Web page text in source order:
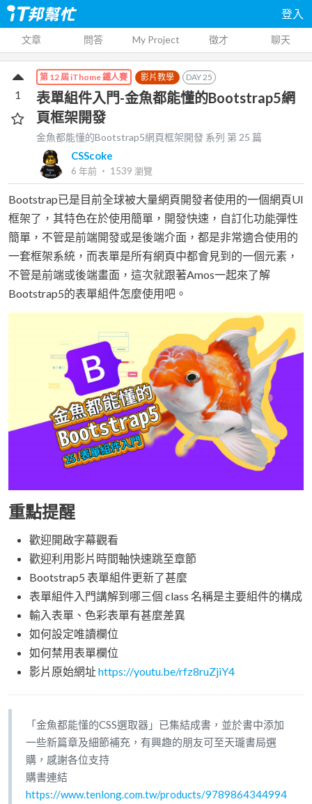
登入
文章 問答 My Project 徵才 聊天
第 12 屆 iThome 鐵人賽 影片教學 DAY25
表單組件入門-金魚都能懂的Bootstrap5網
頁框架開發
金魚都能懂的Bootstrap5網頁框架開發 系列 第25 篇
CSScoke
6 年前 ‧ 1539 瀏覽
1
Bootstrap已是目前全球被大量網頁開發者使用的一個網頁UI
框架了，其特色在於使用簡單，開發快速，自訂化功能彈性
簡單，不管是前端開發或是後端介面，都是非常適合使用的
一套框架系統，而表單是所有網頁中都會見到的一個元素，
不管是前端或後端畫面，這次就跟著Amos一起來了解
Bootstrap5的表單組件怎麼使用吧。
重點提醒
歡迎開啟字幕觀看
歡迎利用影片時間軸快速跳至章節
Bootstrap5 表單組件更新了甚麼
表單組件入門講解到哪三個 class 名稱是主要組件的構成
輸入表單、色彩表單有甚麼差異
如何設定唯讀欄位
如何禁用表單欄位
影片原始網址https://youtu.be/rfz8ruZjiY4
「金魚都能懂的CSS選取器」已集結成書，並於書中添加
一些新篇章及細節補充，有興趣的朋友可至天瓏書局選
購，感謝各位支持
購書連結
https://www.tenlong.com.tw/products/9789864344994